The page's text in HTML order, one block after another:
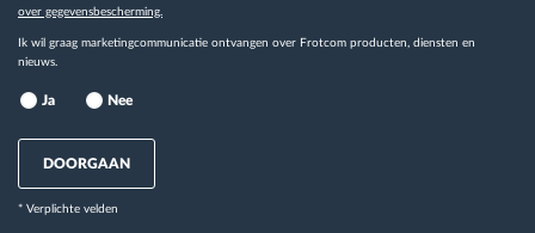
over gegevensbescherming.
Ik wil graag marketingcommunicatie ontvangen over Frotcom producten, diensten en
nieuws.
Ja Nee
DOORGAAN
* Verplichte velden